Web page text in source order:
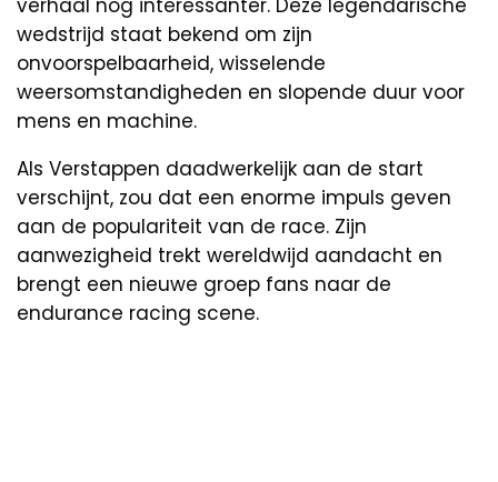
wedstrijd staat bekend om zijn
onvoorspelbaarheid, wisselende
weersomstandigheden en slopende duur voor
mens en machine.
Als Verstappen daadwerkelijk aan de start
verschijnt, zou dat een enorme impuls geven
aan de populariteit van de race. Zijn
aanwezigheid trekt wereldwijd aandacht en
brengt een nieuwe groep fans naar de
endurance racing scene.